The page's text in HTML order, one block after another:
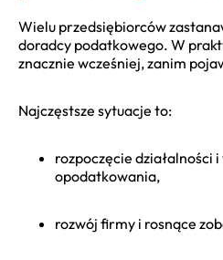
Wielu przedsiębiorców
doradcy podatkowego. W
znacznie wcześniej, zanim
Najczęstsze sytuacje to:
rozpoczęcie działalności
opodatkowania,
rozwój firmy i rosnące